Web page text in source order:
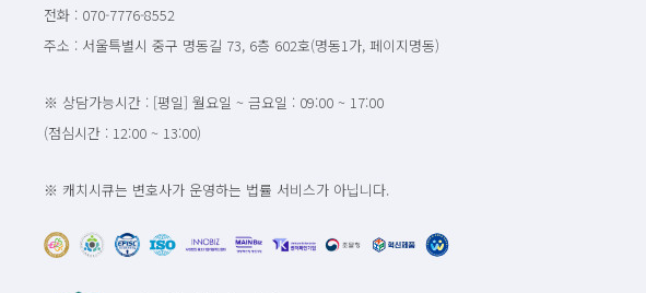
전화 : 070-7776-8552
주소 : 서울특별시 중구 명동길 73, 6층 602호(명동1가, 페이지명동)
※ 상담가능시간 : [평일] 월요일 ~ 금요일 : 09:00 ~ 17:00
(점심시간 : 12:00 ~ 13:00)
※ 캐치시큐는 변호사가 운영하는 법률 서비스가 아닙니다.